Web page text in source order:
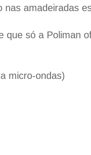
amadeiradas
que só a Poliman
micro-ondas)